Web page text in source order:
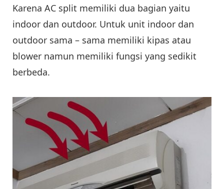
Karena AC split memiliki dua bagian yaitu
indoor dan outdoor. Untuk unit indoor dan
outdoor sama – sama memiliki kipas atau
blower namun memiliki fungsi yang sedikit
berbeda.